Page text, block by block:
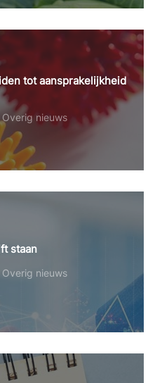
tot aansprakelijkheid
Overig nieuws
staan
Overig nieuws